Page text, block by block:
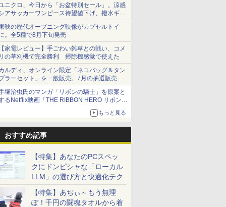
ニクロ、今日から「お盆特別セール」。涼感
アサッカーワンピース待望値下げ、撥水ギア
ョーツは1990円に
映の歴代オープニング映像がカプセルトイ
。全5種で8月下旬発売
家電レビュー】手ごわい雑草との戦い、コメ
の草刈機で完全勝利 掃除機感覚で使えた
ルディ、オンライン限定「ネコバッグ＆タン
ラーセット」を一般販売。7月の抽選販売の
選無効分
塚治虫氏のマンガ「リボンの騎士」を原案と
るNetflix映画「THE RIBBON HERO リボンヒ
もっと見る
おすすめ記事
【特集】あなたのPCスペッ
クにドンピシャな「ローカル
LLM」の選び方と快適化テク
【特集】あぢぃ～もう無理
ぽ！千円の闘魂タオルから着